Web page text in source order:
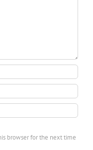
browser for the next time